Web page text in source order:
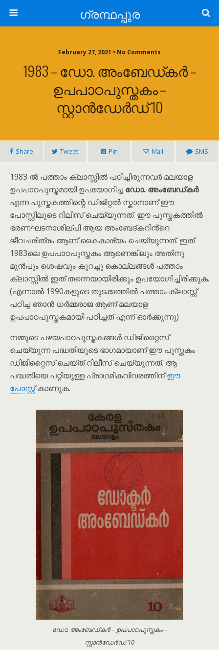
ഗ്രന്ഥപ്പുര
February 27, 2021 • No Comments
1983 – ഡോ. അംബേഡ്‌കർ –
ഉപപാഠപുസ്തകം –
സ്റ്റാൻഡേർഡ് 10
Share Tweet Pin Mail SMS
1983 ൽ പത്താം ക്ലാസ്സിൽ പഠിച്ചിരുന്നവർ മലയാള
ഉപപാഠപുസ്തമായി ഉപയോഗിച്ച ഡോ. അംബേഡ്‌കർ
എന്ന പുസ്തകത്തിന്റെ ഡിജിറ്റൽ സ്കാനാണ് ഈ
പോസ്റ്റിലൂടെ റിലീസ് ചെയ്യുന്നത്. ഈ പുസ്തകത്തിൽ
ഭരണഘടനാശില്പി ആയ അംബേദ്കറിൻ്റെ
ജീവചരിത്രം ആണ് കൈകാര്യം ചെയ്യുന്നത്. ഇത്
1983ലെ ഉപപാഠപുസ്തകം ആണെങ്കിലും അതിനു
മുൻപും ശെഷവും കുറച്ചു കൊല്ലങ്ങൾ പത്താം
ക്ലാസ്സിൽ ഇത് തന്നെയായിരിക്കും ഉപയോഗിച്ചിരിക്കുക.
(എന്നാൽ 1990കളുടെ തുടക്കത്തിൽ പത്താം ക്ലാസ്സ്
പഠിച്ച ഞാൻ ധർമ്മരാജ ആണ് മലയാള
ഉപപാഠപുസ്തകമായി പഠിച്ചത് എന്ന് ഓർക്കുന്നു)
നമ്മുടെ പഴയപാഠപുസ്തകങ്ങൾ ഡിജിറ്റൈസ്
ചെയ്യുന്ന പദ്ധതിയുടെ ഭാഗമായാണ് ഈ പുസ്തകം
ഡിജിറ്റൈസ് ചെയ്ത് റിലീസ് ചെയ്യുന്നത്. ആ
പദ്ധതിയെ പറ്റിയുള്ള പ്രാഥമികവിവരത്തിന്ഈ
പോസ്റ്റ്കാണുക.
ഡോ. അംബേഡ്‌കർ – ഉപപാഠപുസ്തകം –
സ്റ്റാൻഡേർഡ് 10